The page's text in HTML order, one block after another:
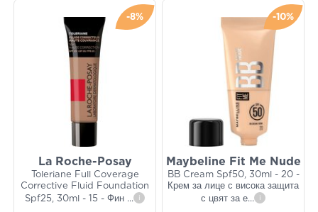
-8%
La Roche-Posay
Toleriane Full Coverage
Corrective Fluid Foundation
Spf25, 30ml - 15 - Фин ... i
-10%
Maybeline Fit Me Nude
BB Cream Spf50, 30ml - 20 -
Крем за лице с висока защита
с цвят за е... i